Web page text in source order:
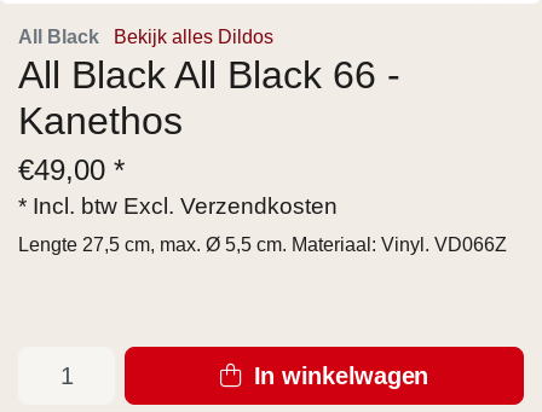
All Black Bekijk alles Dildos
All Black All Black 66 -
Kanethos
€49,00 *
* Incl. btw Excl. Verzendkosten
Lengte 27,5 cm, max. Ø 5,5 cm. Materiaal: Vinyl. VD066Z
In winkelwagen